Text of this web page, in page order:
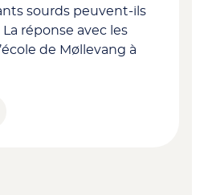
sourds peuvent-ils
réponse avec les
de Møllevang à